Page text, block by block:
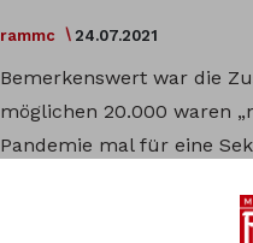
rammc 24.07.2021
Bemerkenswert war die
möglichen 20.000 waren
Pandemie mal für eine